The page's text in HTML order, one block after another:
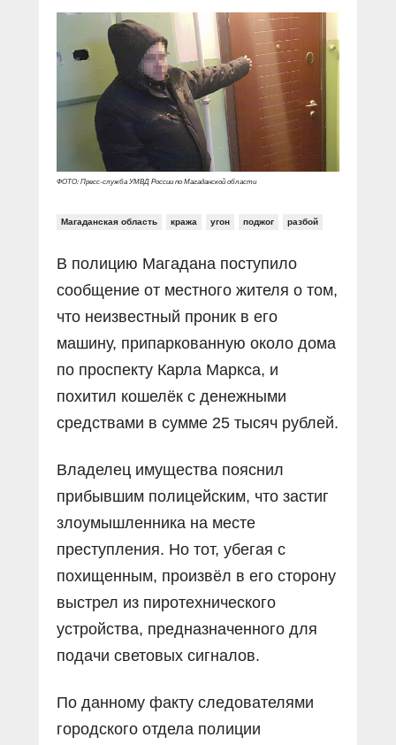
Документальные фильмы
В знании сила
Специальный репортаж
КиберПОСТОВОЙ
Газета «Щит и меч»
Журнал «Полиция России»
О ПОРТАЛЕ
Вакансии
ФОТО: Пресс-служба УМВД России по Магаданской области
Магаданская область кража угон поджог разбой
В полицию Магадана поступило
сообщение от местного жителя о том,
что неизвестный проник в его
машину, припаркованную около дома
по проспекту Карла Маркса, и
похитил кошелёк с денежными
средствами в сумме 25 тысяч рублей.
Владелец имущества пояснил
прибывшим полицейским, что застиг
злоумышленника на месте
преступления. Но тот, убегая с
похищенным, произвёл в его сторону
выстрел из пиротехнического
устройства, предназначенного для
подачи световых сигналов.
По данному факту следователями
городского отдела полиции